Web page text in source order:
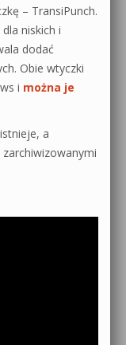
– TransiPunch.
niskich i
dodać
Obie wtyczki
i można je
a